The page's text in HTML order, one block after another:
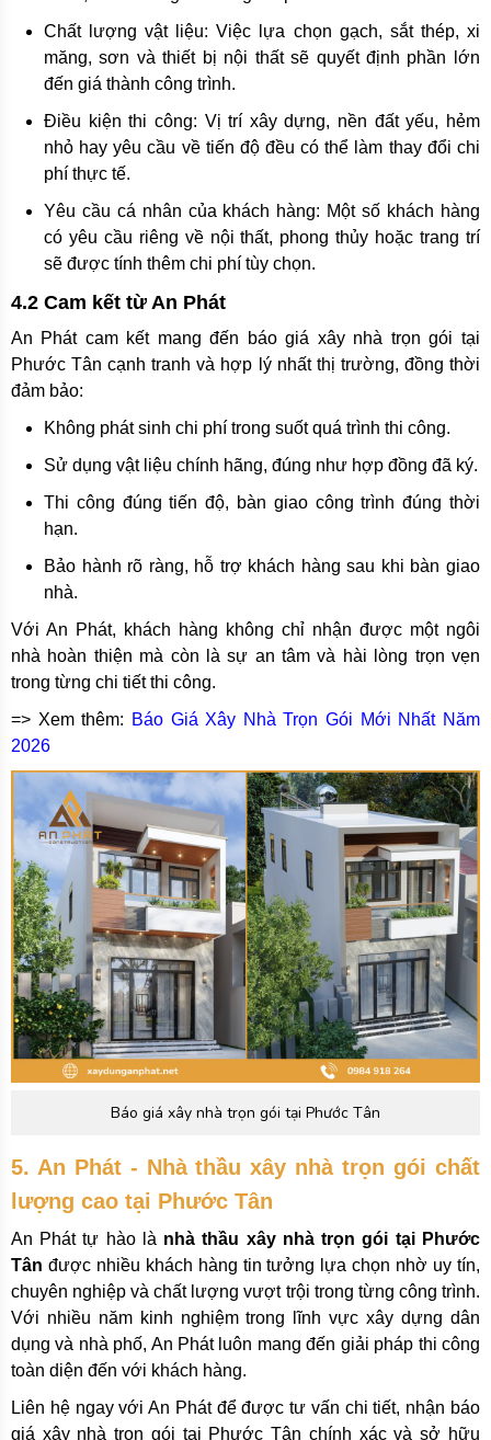
Chất lượng vật liệu: Việc lựa chọn gạch, sắt thép, xi
măng, sơn và thiết bị nội thất sẽ quyết định phần lớn
đến giá thành công trình.
Điều kiện thi công: Vị trí xây dựng, nền đất yếu, hẻm
nhỏ hay yêu cầu về tiến độ đều có thể làm thay đổi chi
phí thực tế.
Yêu cầu cá nhân của khách hàng: Một số khách hàng
có yêu cầu riêng về nội thất, phong thủy hoặc trang trí
sẽ được tính thêm chi phí tùy chọn.
4.2 Cam kết từ An Phát
An Phát cam kết mang đến báo giá xây nhà trọn gói tại
Phước Tân cạnh tranh và hợp lý nhất thị trường, đồng thời
đảm bảo:
Không phát sinh chi phí trong suốt quá trình thi công.
Sử dụng vật liệu chính hãng, đúng như hợp đồng đã ký.
Thi công đúng tiến độ, bàn giao công trình đúng thời
hạn.
Bảo hành rõ ràng, hỗ trợ khách hàng sau khi bàn giao
nhà.
Với An Phát, khách hàng không chỉ nhận được một ngôi
nhà hoàn thiện mà còn là sự an tâm và hài lòng trọn vẹn
trong từng chi tiết thi công.
=> Xem thêm: Báo Giá Xây Nhà Trọn Gói Mới Nhất Năm
2026
Báo giá xây nhà trọn gói tại Phước Tân
5. An Phát - Nhà thầu xây nhà trọn gói chất
lượng cao tại Phước Tân
An Phát tự hào là nhà thầu xây nhà trọn gói tại Phước
Tân được nhiều khách hàng tin tưởng lựa chọn nhờ uy tín,
chuyên nghiệp và chất lượng vượt trội trong từng công trình.
Với nhiều năm kinh nghiệm trong lĩnh vực xây dựng dân
dụng và nhà phố, An Phát luôn mang đến giải pháp thi công
toàn diện đến với khách hàng.
Liên hệ ngay với An Phát để được tư vấn chi tiết, nhận báo
giá xây nhà trọn gói tại Phước Tân chính xác và sở hữu